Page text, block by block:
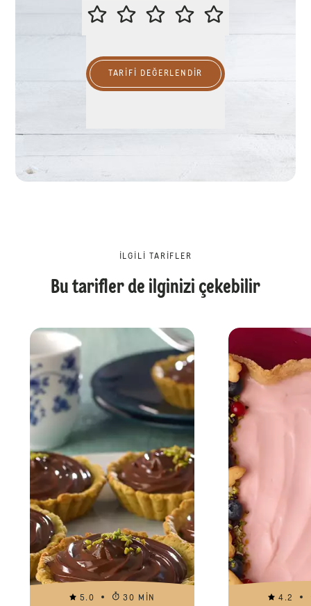
LÜTFEN BU TARİFİ
TARIFI DEĞERLENDİR
İLGILI TARIFLER
Bu tarifler de ilginizi çekebilir
5.0
30 MIN
4.2